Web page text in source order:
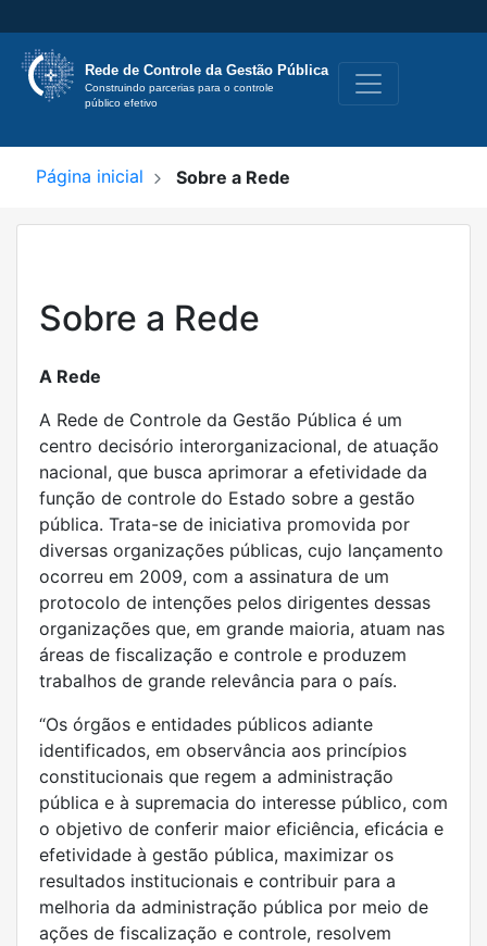
Rede de Controle da Gestão Pública
Construindo parcerias para o controle
público efetivo
Página inicial Sobre a Rede
Sobre a Rede
A Rede
A Rede de Controle da Gestão Pública é um
centro decisório interorganizacional, de atuação
nacional, que busca aprimorar a efetividade da
função de controle do Estado sobre a gestão
pública. Trata-se de iniciativa promovida por
diversas organizações públicas, cujo lançamento
ocorreu em 2009, com a assinatura de um
protocolo de intenções pelos dirigentes dessas
organizações que, em grande maioria, atuam nas
áreas de fiscalização e controle e produzem
trabalhos de grande relevância para o país.
“Os órgãos e entidades públicos adiante
identificados, em observância aos princípios
constitucionais que regem a administração
pública e à supremacia do interesse público, com
o objetivo de conferir maior eficiência, eficácia e
efetividade à gestão pública, maximizar os
resultados institucionais e contribuir para a
melhoria da administração pública por meio de
ações de fiscalização e controle, resolvem